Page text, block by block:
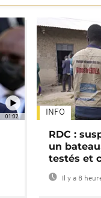
01:02 INFO
RDC :
un
testés et
Il y a 8